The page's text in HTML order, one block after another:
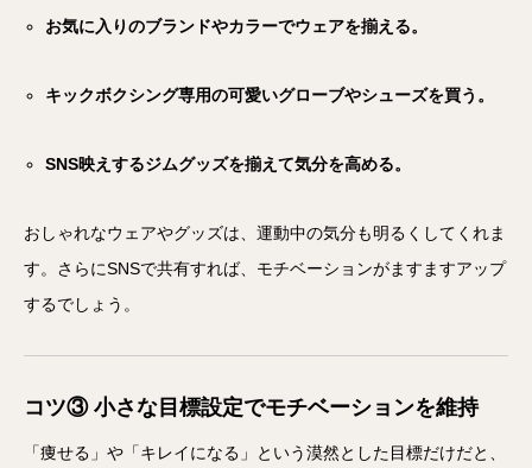
お気に入りのブランドやカラーでウェアを揃える。
キックボクシング専用の可愛いグローブやシューズを買う。
SNS映えするジムグッズを揃えて気分を高める。
おしゃれなウェアやグッズは、運動中の気分も明るくしてくれま
す。さらにSNSで共有すれば、モチベーションがますますアップ
するでしょう。
コツ③ 小さな目標設定でモチベーションを維持
「痩せる」や「キレイになる」という漠然とした目標だけだと、